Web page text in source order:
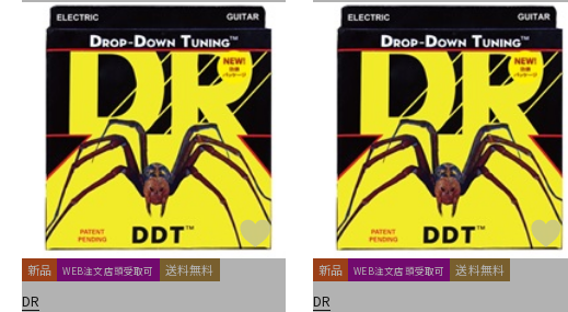
新品 WEB注文店頭受取可 送料無料
DR
新品 WEB注文店頭受取可 送料無料
DR